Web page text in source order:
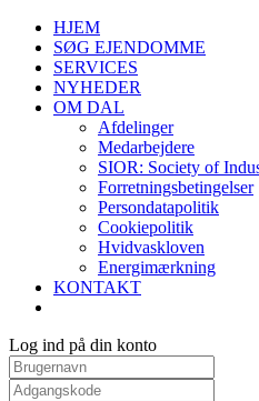
HJEM
SØG EJENDOMME
SERVICES
NYHEDER
OM DAL
Afdelinger
Medarbejdere
SIOR: Society of
Forretningsbetingelser
Persondatapolitik
Cookiepolitik
Hvidvaskloven
Energimærkning
KONTAKT
Log ind på din konto